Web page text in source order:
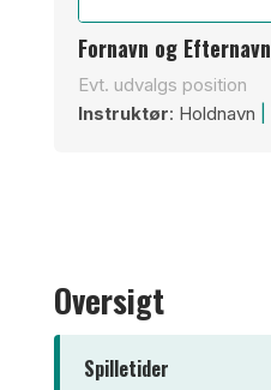
Fornavn og Efternavn
Evt. udvalgs position
Instruktør: Holdnavn
Oversigt
Spilletider